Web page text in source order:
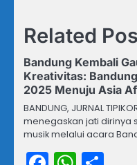
Related
Bandung Kembali
Kreativitas:
2025 Menuju Asia
BANDUNG, JURNAL
menegaskan jati dirinya
musik melalui acara